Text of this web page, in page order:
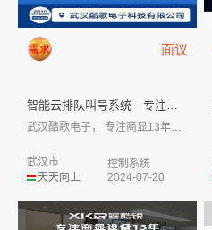
面议
武汉酷歌电子， 专注商显13年，自有工...
天天向上
武汉市
控制系统
2024-07-20